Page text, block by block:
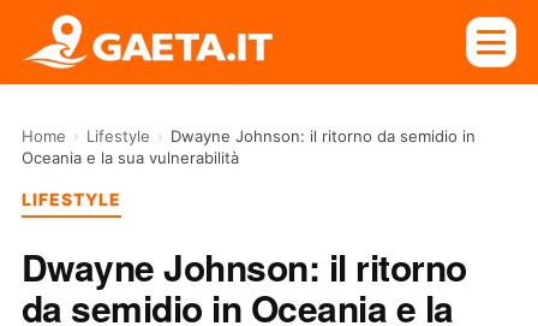
Home › Lifestyle › Dwayne Johnson: il ritorno da semidio in
Oceania e la sua vulnerabilità
LIFESTYLE
Dwayne Johnson: il ritorno
da semidio in Oceania e la